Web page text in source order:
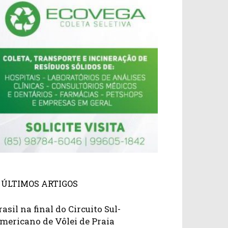
ÚLTIMOS ARTIGOS
na final do Circuito Sul-
de Vôlei de Praia